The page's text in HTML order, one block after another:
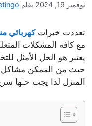
نوفمبر 19, 2024 بقلم
تعددت خبراتكهربائي
مع كافة المشكلات
يعتبر هو الحل الأمثل
حيث من الممكن مشاكل
المنزل لذا يجب حلها